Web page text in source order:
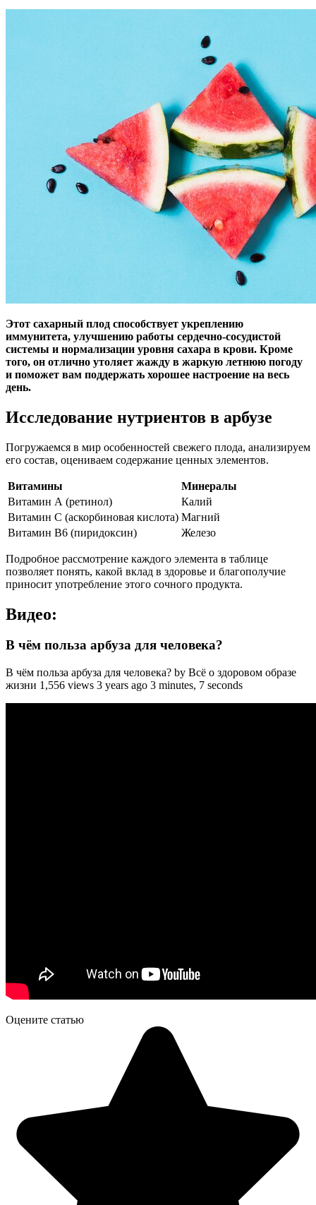
Этот сахарный плод способствует укреплению
иммунитета, улучшению работы сердечно-сосудистой
системы и нормализации уровня сахара в крови. Кроме
того, он отлично утоляет жажду в жаркую летнюю погоду
и поможет вам поддержать хорошее настроение на весь
день.
Исследование нутриентов в арбузе
Погружаемся в мир особенностей свежего плода, анализируем
его состав, оцениваем содержание ценных элементов.
Витамины
Минералы
Витамин А (ретинол)
Калий
Витамин С (аскорбиновая кислота) Магний
Витамин В6 (пиридоксин)
Железо
Подробное рассмотрение каждого элемента в таблице
позволяет понять, какой вклад в здоровье и благополучие
приносит употребление этого сочного продукта.
Видео:
В чём польза арбуза для человека?
В чём польза арбуза для человека? by Всё о здоровом образе
жизни 1,556 views 3 years ago 3 minutes, 7 seconds
Оцените статью